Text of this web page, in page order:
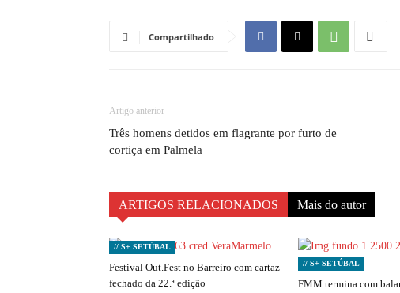
Compartilhado
Artigo anterior
Três homens detidos em flagrante por furto de
cortiça em Palmela
ARTIGOS RELACIONADOS Mais do autor
// S+ SETÚBAL
Festival Out.Fest no Barreiro com cartaz
fechado da 22.ª edição
// S+ SETÚBAL
FMM termina com